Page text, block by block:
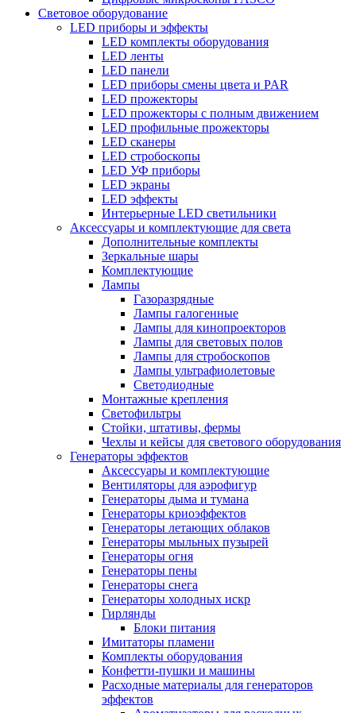
Световое оборудование
LED приборы и эффекты
LED комплекты оборудования
LED ленты
LED панели
LED приборы смены цвета и PAR
LED прожекторы
LED прожекторы с полным движением
LED профильные прожекторы
LED сканеры
LED стробоскопы
LED УФ приборы
LED экраны
LED эффекты
Интерьерные LED светильники
Аксессуары и комплектующие для света
Дополнительные комплекты
Зеркальные шары
Комплектующие
Лампы
Газоразрядные
Лампы галогенные
Лампы для кинопроекторов
Лампы для световых полов
Лампы для стробоскопов
Лампы ультрафиолетовые
Светодиодные
Монтажные крепления
Светофильтры
Стойки, штативы, фермы
Чехлы и кейсы для светового оборудования
Генераторы эффектов
Аксессуары и комплектующие
Вентиляторы для аэрофигур
Генераторы дыма и тумана
Генераторы криоэффектов
Генераторы летающих облаков
Генераторы мыльных пузырей
Генераторы огня
Генераторы пены
Генераторы снега
Генераторы холодных искр
Гирлянды
Блоки питания
Имитаторы пламени
Комплекты оборудования
Конфетти-пушки и машины
Расходные материалы для генераторов
эффектов